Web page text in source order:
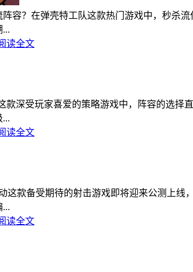
容？在弹壳特工队这款热门游戏中，秒杀
读全文
深受玩家喜爱的策略游戏中，阵容的选择
...
读全文
款备受期待的射击游戏即将迎来公测上线
...
读全文